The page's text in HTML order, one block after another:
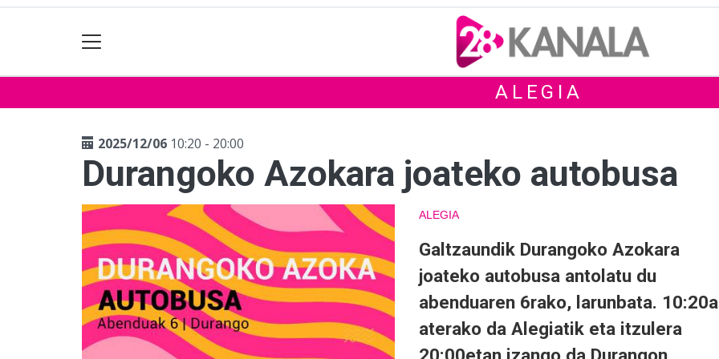
ALEGIA
2025/12/06 10:20 - 20:00
Durangoko Azokara joateko autobusa
ALEGIA
Galtzaundik Durangoko Azokara
joateko autobusa antolatu du
abenduaren 6rako, larunbata.
aterako da Alegiatik eta itzulera